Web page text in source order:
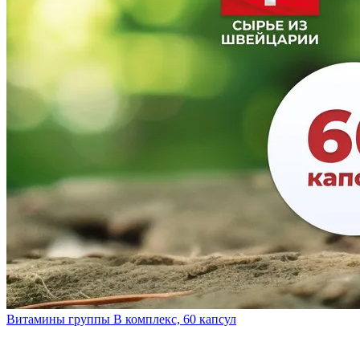
Витамины группы В комплекс, 60 капсул